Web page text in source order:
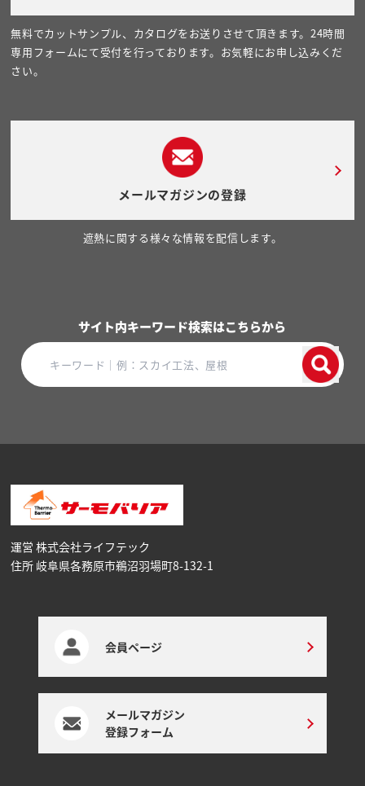
無料でカットサンプル、カタログをお送りさせて頂きます。24時間
専用フォームにて受付を行っております。お気軽にお申し込みくだ
さい。
メールマガジンの登録
遮熱に関する様々な情報を配信します。
サイト内キーワード検索はこちらから
運営 株式会社ライフテック
住所 岐阜県各務原市鵜沼⽻場町8-132-1
会員ページ
メールマガジン
登録フォーム